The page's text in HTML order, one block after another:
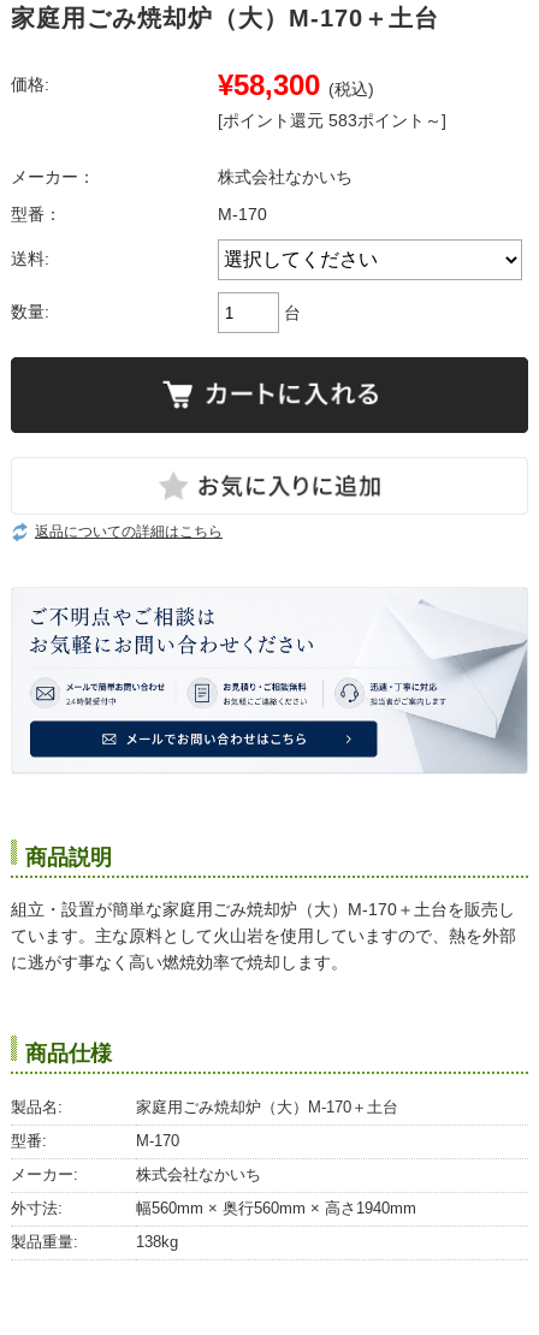
家庭用ごみ焼却炉（大）M-170＋土台
価格: ¥58,300 (税込)
[ポイント還元 583ポイント～]
メーカー：
株式会社なかいち
型番：
M-170
送料:
数量: 台
返品についての詳細はこちら
商品説明
組立・設置が簡単な家庭用ごみ焼却炉（大）M-170＋土台を販売し
ています。主な原料として火山岩を使用していますので、熱を外部
に逃がす事なく高い燃焼効率で焼却します。
商品仕様
製品名:
家庭用ごみ焼却炉（大）M-170＋土台
型番:
M-170
メーカー:
株式会社なかいち
外寸法:
幅560mm × 奥行560mm × 高さ1940mm
製品重量:
138kg